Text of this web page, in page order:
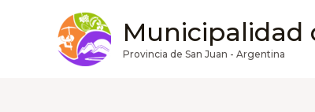
contenido
Municipalidad
Provincia de San Juan - Argentina